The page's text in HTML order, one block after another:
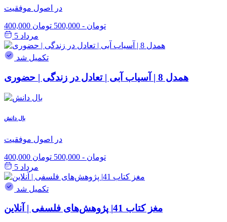
در اصول موفقیت
400,000 تومان - 500,000 تومان
مرداد 5
تکمیل شد
همدل 8 | آسیاب آبی | تعادل در زندگی | حضوری
بال دانش
در اصول موفقیت
400,000 تومان - 500,000 تومان
مرداد 5
تکمیل شد
مغز کتاب 41| پژوهش‌های فلسفی | آنلاین